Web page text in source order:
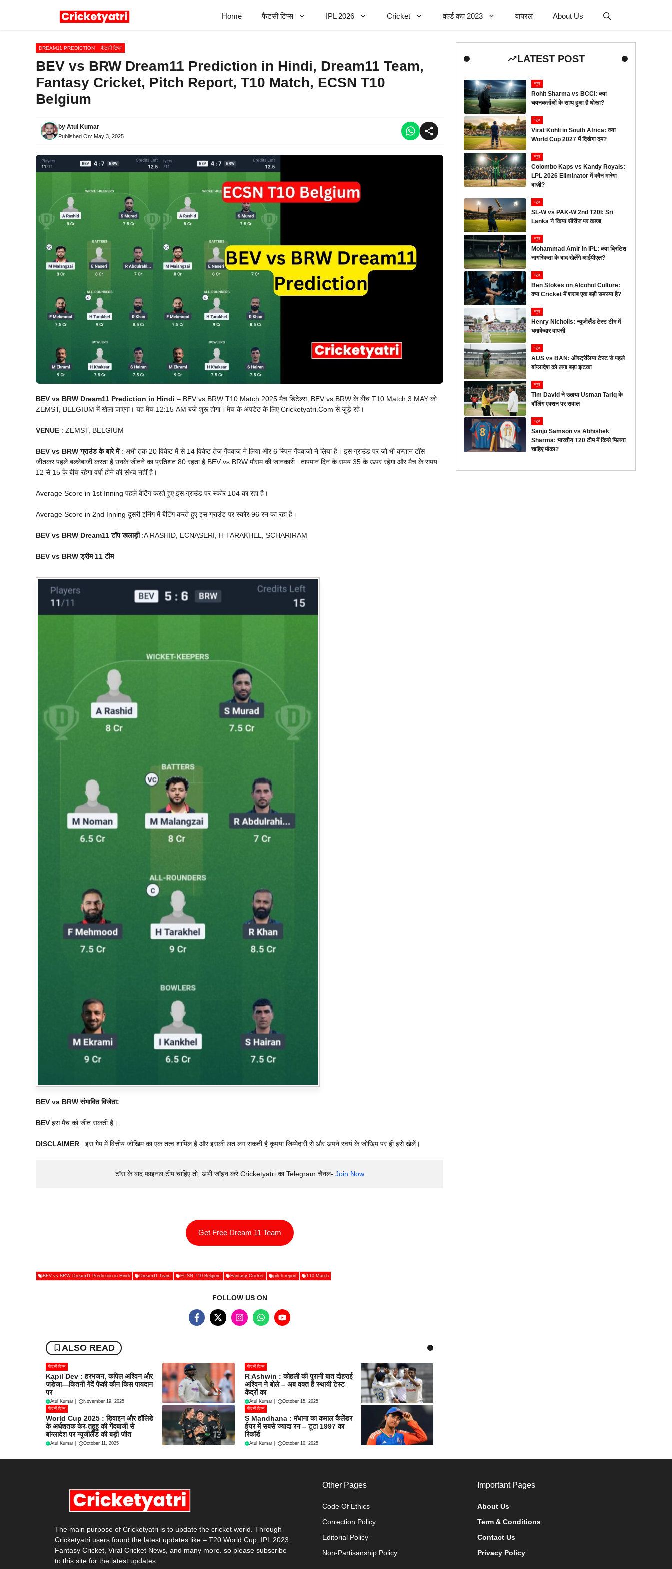
Home फैंटसी टिप्स IPL 2026 Cricket वर्ल्ड कप 2023 वायरल About Us
DREAM11 PREDICTION फैंटसी टिप्स
BEV vs BRW Dream11 Prediction in Hindi, Dream11 Team,
Fantasy Cricket, Pitch Report, T10 Match, ECSN T10
Belgium
by Atul Kumar
Published On: May 3, 2025
BEV vs BRW Dream11 Prediction in Hindi – BEV vs BRW T10 Match 2025 मैच डिटेल्स :BEV vs BRW के बीच T10 Match 3 MAY को
ZEMST, BELGIUM में खेला जाएगा। यह मैच 12:15 AM बजे शुरू होगा। मैच के अपडेट के लिए Cricketyatri.Com से जुड़े रहे।
VENUE : ZEMST, BELGIUM
BEV vs BRW ग्राउंड के बारे में: अभी तक 20 विकेट में से 14 विकेट तेज़ गेंदबाज़ ने लिया और 6 स्पिन गेंदबाज़ो ने लिया है। इस ग्राउंड पर जो भी कप्तान टॉस
जीतकर पहले बल्लेबाजी करता है उनके जीतने का प्रतिशत 80 रहता है.BEV vs BRW मौसम की जानकारी : तापमान दिन के समय 35 के ऊपर रहेगा और मैच के समय
12 से 15 के बीच रहेगा वर्षा होने की संभव नहीं है।
Average Score in 1st Inning पहले बैटिंग करते हुए इस ग्राउंड पर स्कोर 104 का रहा है।
Average Score in 2nd Inning दूसरी इनिंग में बैटिंग करते हुए इस ग्राउंड पर स्कोर 96 रन का रहा है।
BEV vs BRW Dream11 टॉप खलाड़ी:A RASHID, ECNASERI, H TARAKHEL, SCHARIRAM
BEV vs BRW ड्रीम 11 टीम
BEV vs BRW संभावित विजेता:
BEV इस मैच को जीत सकती है।
DISCLAIMER : इस गेम में वित्तीय जोखिम का एक तत्व शामिल है और इसकी लत लग सकती है कृपया जिम्मेदारी से और अपने स्वयं के जोखिम पर ही इसे खेलें।
टॉस के बाद फाइनल टीम चाहिए तो, अभी जॉइन करे Cricketyatri का Telegram चैनल- Join Now
Get Free Dream 11 Team
BEV vs BRW Dream11 Prediction in Hindi Dream11 Team ECSN T10 Belgium Fantasy Cricket pitch report T10 Match
FOLLOW US ON
ALSO READ
फैंटसी टिप्स
Kapil Dev : हरभजन, कपिल अश्विन और
जडेजा—कितनी गेंदें फेंकी कौन किस पायदान
पर
Atul Kumar November 19, 2025
फैंटसी टिप्स
R Ashwin : कोहली की पुरानी बात दोहराई
अश्विन ने बोले – अब वक्त है स्थायी टेस्ट
केंद्रों का
Atul Kumar October 15, 2025
फैंटसी टिप्स
World Cup 2025 : डिवाइन और हॉलिडे
के अर्धशतक केर-तहुहु की गेंदबाजी से
बांग्लादेश पर न्यूजीलैंड की बड़ी जीत
Atul Kumar October 11, 2025
फैंटसी टिप्स
S Mandhana : मंधाना का कमाल कैलेंडर
ईयर में सबसे ज्यादा रन – टूटा 1997 का
रिकॉर्ड
Atul Kumar October 10, 2025
LATEST POST
न्यूज
Rohit Sharma vs BCCI: क्या
चयनकर्ताओं के साथ हुआ है धोखा?
न्यूज
Virat Kohli in South Africa: क्या
World Cup 2027 में दिखेगा दम?
न्यूज
Colombo Kaps vs Kandy Royals:
LPL 2026 Eliminator में कौन मारेगा
बाज़ी?
न्यूज
SL-W vs PAK-W 2nd T20I: Sri
Lanka ने किया सीरीज पर कब्जा
न्यूज
Mohammad Amir in IPL: क्या ब्रिटिश
नागरिकता के बाद खेलेंगे आईपीएल?
न्यूज
Ben Stokes on Alcohol Culture:
क्या Cricket में शराब एक बड़ी समस्या है?
न्यूज
Henry Nicholls: न्यूजीलैंड टेस्ट टीम में
धमाकेदार वापसी
न्यूज
AUS vs BAN: ऑस्ट्रेलिया टेस्ट से पहले
बांग्लादेश को लगा बड़ा झटका
न्यूज
Tim David ने उठाया Usman Tariq के
बॉलिंग एक्शन पर सवाल
न्यूज
Sanju Samson vs Abhishek
Sharma: भारतीय T20 टीम में किसे मिलना
चाहिए मौका?
The main purpose of Cricketyatri is to update the cricket world. Through
Cricketyatri users found the latest updates like – T20 World Cup, IPL 2023,
Fantasy Cricket, Viral Cricket News, and many more. so please subscribe
to this site for the latest updates.
Other Pages
Code Of Ethics
Correction Policy
Editorial Policy
Non-Partisanship Policy
Important Pages
About Us
Term & Conditions
Contact Us
Privacy Policy